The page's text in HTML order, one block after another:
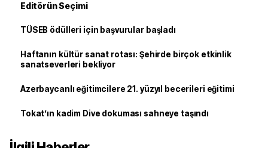
Editörün Seçimi
TÜSEB ödülleri için başvurular başladı
Haftanın kültür sanat rotası: Şehirde birçok etkinlik
sanatseverleri bekliyor
Azerbaycanlı eğitimcilere 21. yüzyıl becerileri eğitimi
Tokat’ın kadim Dive dokuması sahneye taşındı